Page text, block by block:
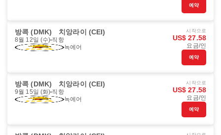
예약
방콕 (DMK) 치앙라이 (CEI)
8월 12일 (수) 직항
녹에어
시작으로
US$ 27.58
요금/인
예약
방콕 (DMK) 치앙라이 (CEI)
9월 15일 (화) 직항
녹에어
시작으로
US$ 27.58
요금/인
예약